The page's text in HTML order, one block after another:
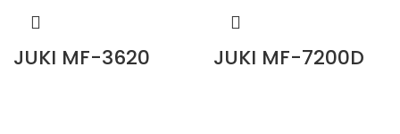
JUKI MF-3620 JUKI MF-7200D